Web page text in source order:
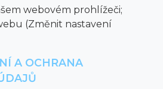
webovém prohlížeči;
(Změnit nastavení
A OCHRANA